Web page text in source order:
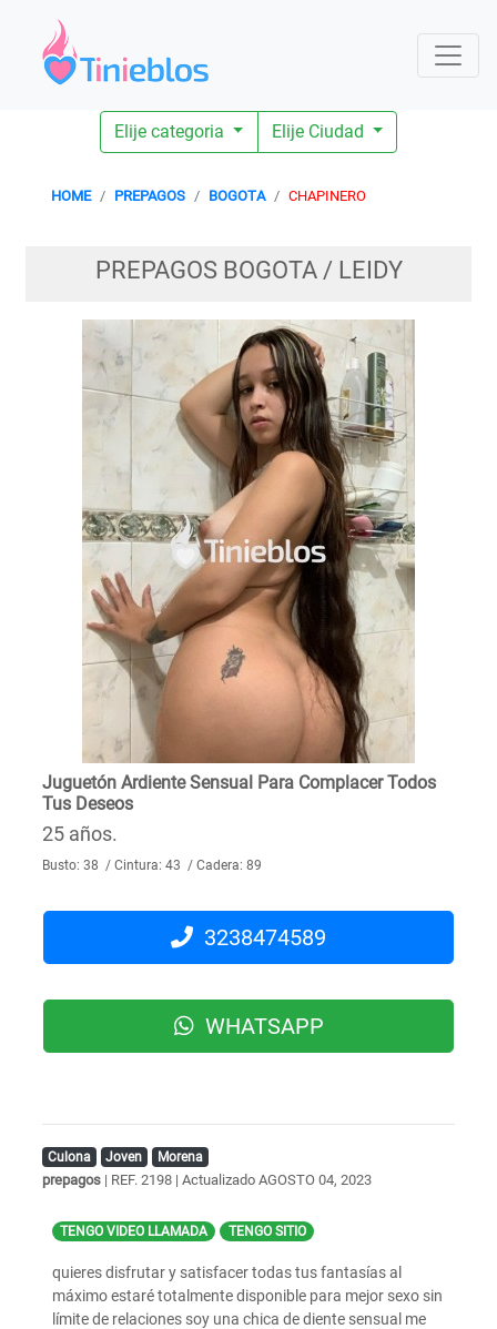
Elije categoria Elije Ciudad
HOME PREPAGOS BOGOTA CHAPINERO
PREPAGOS BOGOTA / LEIDY
Juguetón Ardiente Sensual Para Complacer Todos
Tus Deseos
25 años.
Busto: 38 / Cintura: 43 / Cadera: 89
3238474589
WHATSAPP
Culona Joven Morena
prepagos | REF. 2198 | Actualizado AGOSTO 04, 2023
TENGO VIDEO LLAMADA TENGO SITIO
quieres disfrutar y satisfacer todas tus fantasías al
máximo estaré totalmente disponible para mejor sexo sin
límite de relaciones soy una chica de diente sensual me